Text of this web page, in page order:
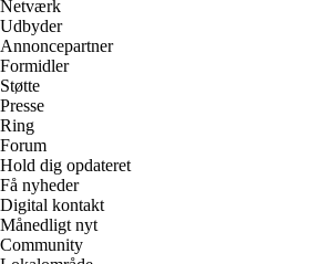
Netværk
Udbyder
Annoncepartner
Formidler
Støtte
Presse
Ring
Forum
Hold dig opdateret
Få nyheder
Digital kontakt
Månedligt nyt
Community